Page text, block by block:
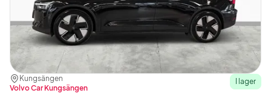
Plats:
Kungsängen
Återförsäljare:
Volvo Car Kungsängen
I lager